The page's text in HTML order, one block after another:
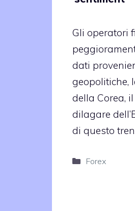
Gli operatori
dati
geopolitiche,
della Corea,
dilagare
di questo
Categorie
Forex